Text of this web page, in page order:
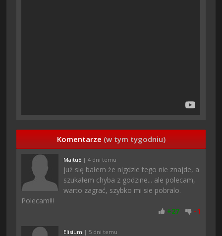
Komentarze (w tym tygodniu)
Maitu8 | 4 dni temu
już się bałem że nigdzie tego nie znajde, a
szukałem chyba z godzine... ale polecam,
warto zagrać, szybko mi sie pobralo.
Polecam!!!
+27 -1
Elisium | 5 dni temu